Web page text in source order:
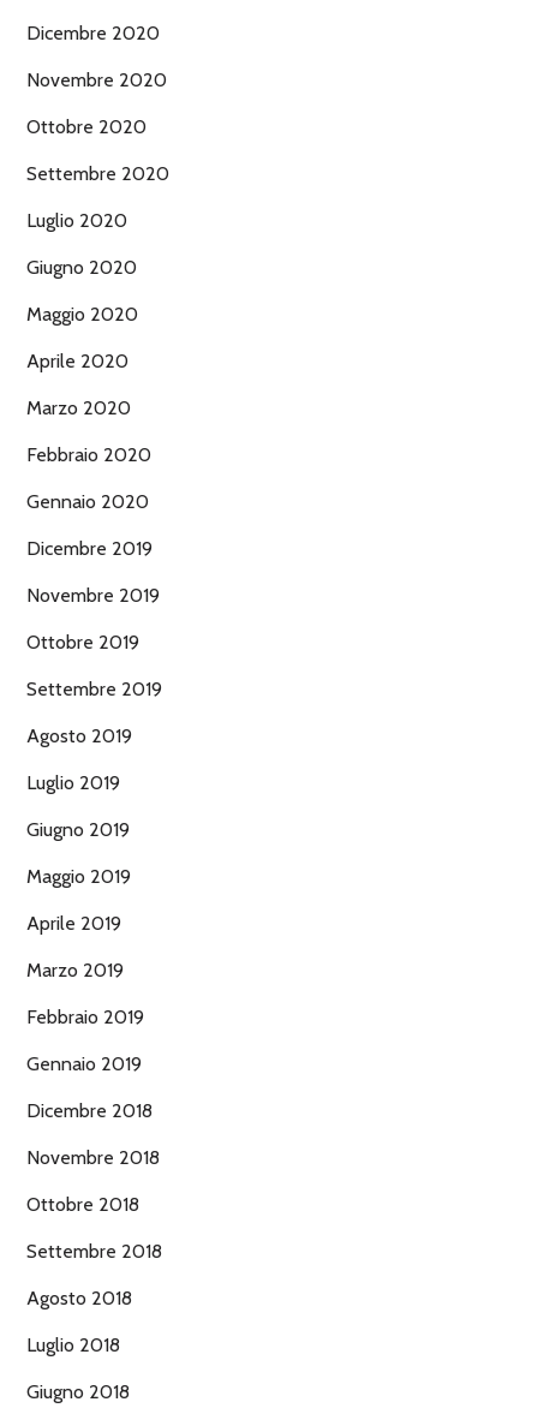
Dicembre 2020
Novembre 2020
Ottobre 2020
Settembre 2020
Luglio 2020
Giugno 2020
Maggio 2020
Aprile 2020
Marzo 2020
Febbraio 2020
Gennaio 2020
Dicembre 2019
Novembre 2019
Ottobre 2019
Settembre 2019
Agosto 2019
Luglio 2019
Giugno 2019
Maggio 2019
Aprile 2019
Marzo 2019
Febbraio 2019
Gennaio 2019
Dicembre 2018
Novembre 2018
Ottobre 2018
Settembre 2018
Agosto 2018
Luglio 2018
Giugno 2018